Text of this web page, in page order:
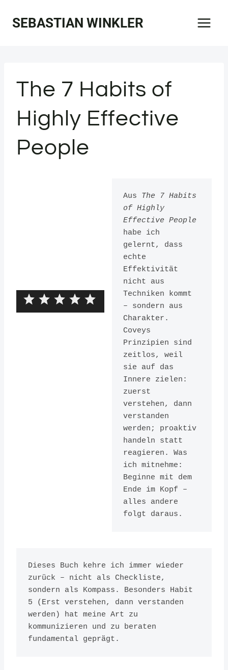
InhaltSEBASTIAN WINKLER
The 7 Habits of
Highly Effective
People
1471195201
Aus The 7 Habits
of Highly
Effective People
habe ich
gelernt, dass
echte
Effektivität
nicht aus
Techniken kommt
– sondern aus
Charakter.
Coveys
Prinzipien sind
zeitlos, weil
sie auf das
Innere zielen:
zuerst
verstehen, dann
verstanden
werden; proaktiv
handeln statt
reagieren. Was
ich mitnehme:
Beginne mit dem
Ende im Kopf –
alles andere
folgt daraus.
Dieses Buch kehre ich immer wieder
zurück – nicht als Checkliste,
sondern als Kompass. Besonders Habit
5 (Erst verstehen, dann verstanden
werden) hat meine Art zu
kommunizieren und zu beraten
fundamental geprägt.